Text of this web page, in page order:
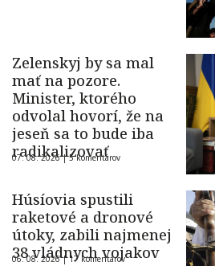
Zelenskyj by sa mal
mať na pozore.
Minister, ktorého
odvolal hovorí, že na
jeseň sa to bude iba
radikalizovať
07. 08. 2026 |5 komentárov
Húsíovia spustili
raketové a dronové
útoky, zabili najmenej
38 vládnych vojakov
06. 08. 2026 |17 komentárov